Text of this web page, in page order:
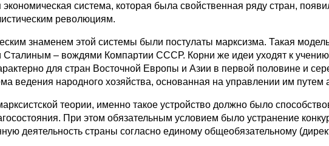
система, которая была свойственная ряду стран,
революциям.
знаменем этой системы были постулаты марксизма. Такая
– вождями Компартии СССР. Корни же идеи уходят к
для стран Восточной Европы и Азии в первой половине и
ведения народного хозяйства, основанная на управлении им
теории, именно такое устройство должно было
При этом обязательным условием было устранение
деятельность страны согласно единому общеобязательному